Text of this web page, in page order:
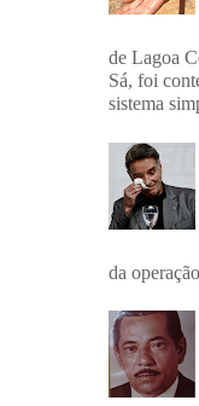
de Lagoa
Sá, foi
sistema
da